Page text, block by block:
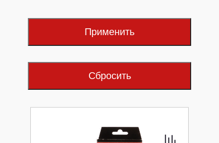
Применить
Сбросить